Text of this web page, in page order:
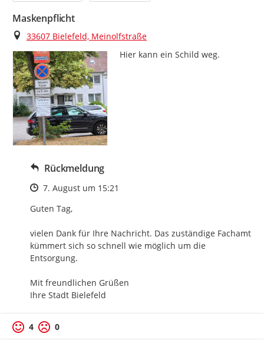
Maskenpflicht
Ort
33607 Bielefeld, Meinolfstraße
Hier kann ein Schild weg.
Rückmeldung
Zeitpunkt des Erstellens
7. August um 15:21
Guten Tag,
vielen Dank für Ihre Nachricht. Das zuständige Fachamt
kümmert sich so schnell wie möglich um die
Entsorgung.
Mit freundlichen Grüßen
Ihre Stadt Bielefeld
4 0